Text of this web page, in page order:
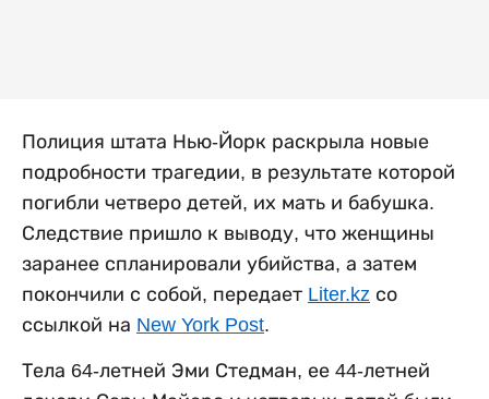
Полиция штата Нью-Йорк раскрыла новые
подробности трагедии, в результате которой
погибли четверо детей, их мать и бабушка.
Следствие пришло к выводу, что женщины
заранее спланировали убийства, а затем
покончили с собой, передает Liter.kz со
ссылкой на New York Post.
Тела 64-летней Эми Стедман, ее 44-летней